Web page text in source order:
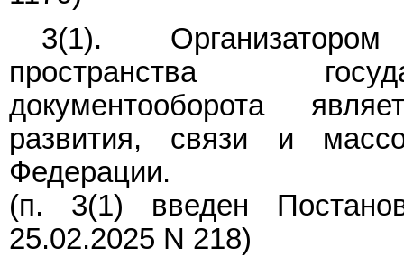
3(1).
пространства
документооборота
развития, связи и
Федерации.
(п. 3(1) введен
25.02.2025 N 218)